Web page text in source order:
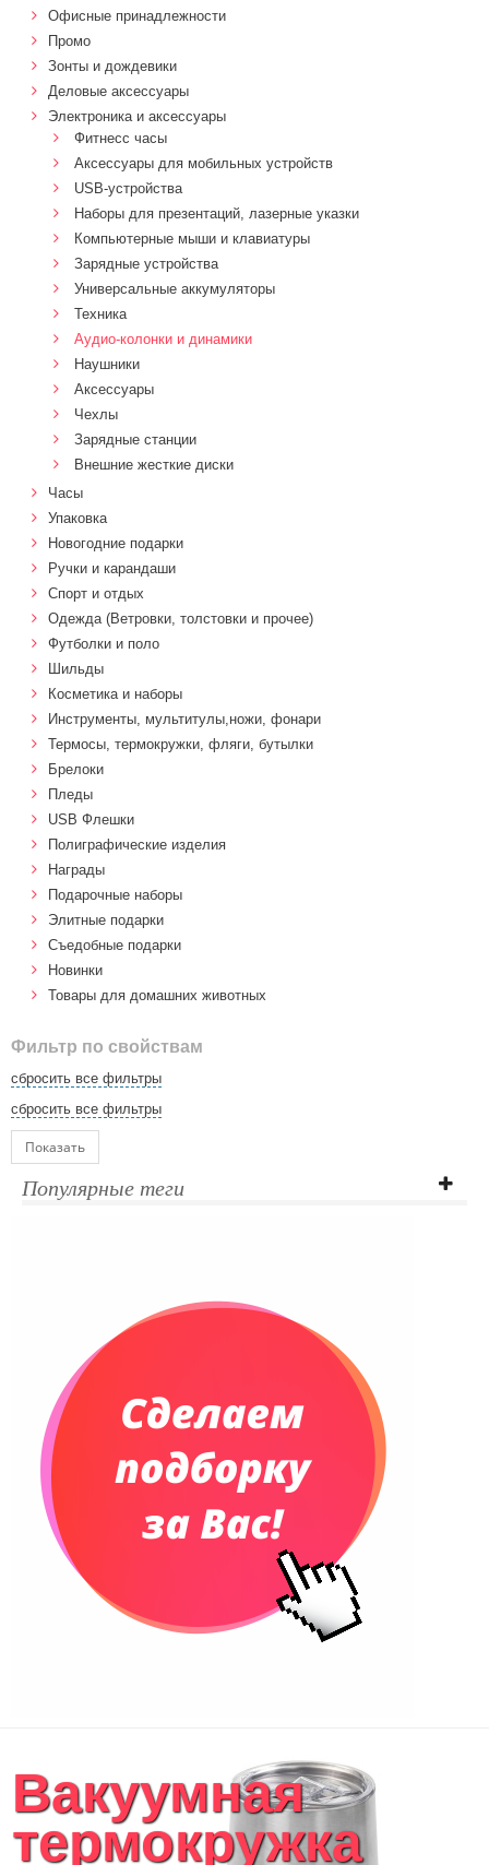
Офисные принадлежности
Промо
Зонты и дождевики
Деловые аксессуары
Электроника и аксессуары
Фитнесс часы
Аксессуары для мобильных устройств
USB-устройства
Наборы для презентаций, лазерные указки
Компьютерные мыши и клавиатуры
Зарядные устройства
Универсальные аккумуляторы
Техника
Аудио-колонки и динамики
Наушники
Аксессуары
Чехлы
Зарядные станции
Внешние жесткие диски
Часы
Упаковка
Новогодние подарки
Ручки и карандаши
Спорт и отдых
Одежда (Ветровки, толстовки и прочее)
Футболки и поло
Шильды
Косметика и наборы
Инструменты, мультитулы,ножи, фонари
Термосы, термокружки, фляги, бутылки
Брелоки
Пледы
USB Флешки
Полиграфические изделия
Награды
Подарочные наборы
Элитные подарки
Cъедобные подарки
Новинки
Товары для домашних животных
Фильтр по свойствам
сбросить все фильтры
сбросить все фильтры
Показать
Популярные теги
Вакуумная
термокружка